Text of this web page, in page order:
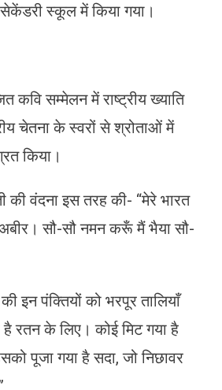
स्कूल में किया गया।
कवि सम्मेलन में राष्ट्रीय ख्याति
चेतना के स्वरों से श्रोताओं में
किया।
की वंदना इस तरह की- “मेरे भारत
सौ-सौ नमन करूँ मैं भैया सौ-
की इन पंक्तियों को भरपूर तालियाँ
है रतन के लिए। कोई मिट गया है
पूजा गया है सदा, जो निछावर